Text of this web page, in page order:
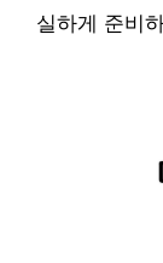
실하게 준비